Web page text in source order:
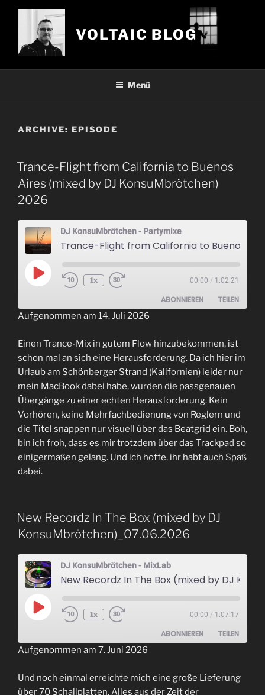
Zum
VOLTAIC BLOG
Menü
ARCHIVE: EPISODE
Trance-Flight from California to Buenos
Aires (mixed by DJ KonsuMbrötchen)
2026
DJ KonsuMbrötchen - Partymixe
Play
Episode
1x 00:00 / 1:02:21
ABONNIEREN TEILEN
RSS FEED
LINK
EMBED
Aufgenommen am 14. Juli 2026
Einen Trance-Mix in gutem Flow hinzubekommen, ist
schon mal an sich eine Herausforderung. Da ich hier im
Urlaub am Schönberger Strand (Kalifornien) leider nur
mein MacBook dabei habe, wurden die passgenauen
Übergänge zu einer echten Herausforderung. Kein
Vorhören, keine Mehrfachbedienung von Reglern und
die Titel snappen nur visuell über das Beatgrid ein. Boh,
bin ich froh, dass es mir trotzdem über das Trackpad so
einigermaßen gelang. Und ich hoffe, ihr habt auch Spaß
dabei.
New Recordz In The Box (mixed by DJ
KonsuMbrötchen)_07.06.2026
DJ KonsuMbrötchen - MixLab
Play
Episode
1x 00:00 / 1:07:17
ABONNIEREN TEILEN
RSS FEED
LINK
Aufgenommen am 7. Juni 2026
Und noch einmal erreichte mich eine große Lieferung
über 70 Schallplatten. Alles aus der Zeit der